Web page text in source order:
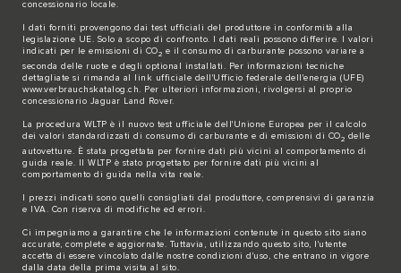
concessionario locale.
I dati forniti provengono dai test ufficiali del produttore in conformità alla
legislazione UE. Solo a scopo di confronto. I dati reali possono differire. I valori
indicati per le emissioni di CO2 e il consumo di carburante possono variare a
seconda delle ruote e degli optional installati. Per informazioni tecniche
dettagliate si rimanda al link ufficiale dell'Ufficio federale dell'energia (UFE)
www.verbrauchskatalog.ch . Per ulteriori informazioni, rivolgersi al proprio
concessionario Jaguar Land Rover.
La procedura WLTP è il nuovo test ufficiale dell'Unione Europea per il calcolo
dei valori standardizzati di consumo di carburante e di emissioni di CO2 delle
autovetture. È stata progettata per fornire dati più vicini al comportamento di
guida reale. Il WLTP è stato progettato per fornire dati più vicini al
comportamento di guida nella vita reale.
I prezzi indicati sono quelli consigliati dal produttore, comprensivi di garanzia
e IVA. Con riserva di modifiche ed errori.
Ci impegniamo a garantire che le informazioni contenute in questo sito siano
accurate, complete e aggiornate. Tuttavia, utilizzando questo sito, l'utente
accetta di essere vincolato dalle nostre condizioni d'uso, che entrano in vigore
dalla data della prima visita al sito.